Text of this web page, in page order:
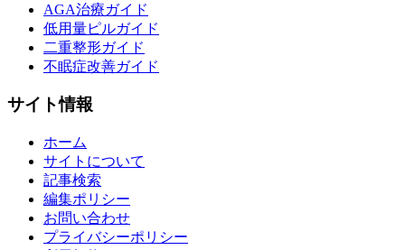
AGA治療ガイド
低用量ピルガイド
二重整形ガイド
不眠症改善ガイド
サイト情報
ホーム
サイトについて
記事検索
編集ポリシー
お問い合わせ
プライバシーポリシー